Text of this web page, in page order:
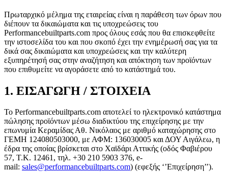
Πρωταρχικό μέλημα της εταιρείας είναι η παράθεση των όρων που
διέπουν τα δικαιώματα και τις υποχρεώσεις του
Performancebuiltparts.com προς όλους εσάς που θα επισκεφθείτε
την ιστοσελίδα του και που σκοπό έχει την ενημέρωσή σας για τα
δικά σας δικαιώματα και υποχρεώσεις και την καλύτερη
εξυπηρέτησή σας στην αναζήτηση και απόκτηση των προϊόντων
που επιθυμείτε να αγοράσετε από το κατάστημά του.
1. ΕΙΣΑΓΩΓΗ / ΣΤΟΙΧΕΙΑ
Το Performancebuiltparts.com αποτελεί το ηλεκτρονικό κατάστημα
πώλησης προϊόντων μέσω διαδικτύου της επιχείρησης με την
επωνυμία Κεραμίδας Αθ. Νικόλαος με αριθμό καταχώρησης στο
ΓΕΜΗ 124080503000, με ΑΦΜ: 136030005 και ΔΟΥ Αιγάλεω, η
έδρα της οποίας βρίσκεται στο Χαϊδάρι Αττικής (οδός Φαβιέρου
57, Τ.Κ. 12461, τηλ. +30 210 5903 376, e-
mail: sales@performancebuiltparts.com) (εφεξής ‘’Επιχείρηση’’).